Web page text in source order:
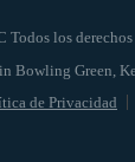
los derechos
de Privacidad